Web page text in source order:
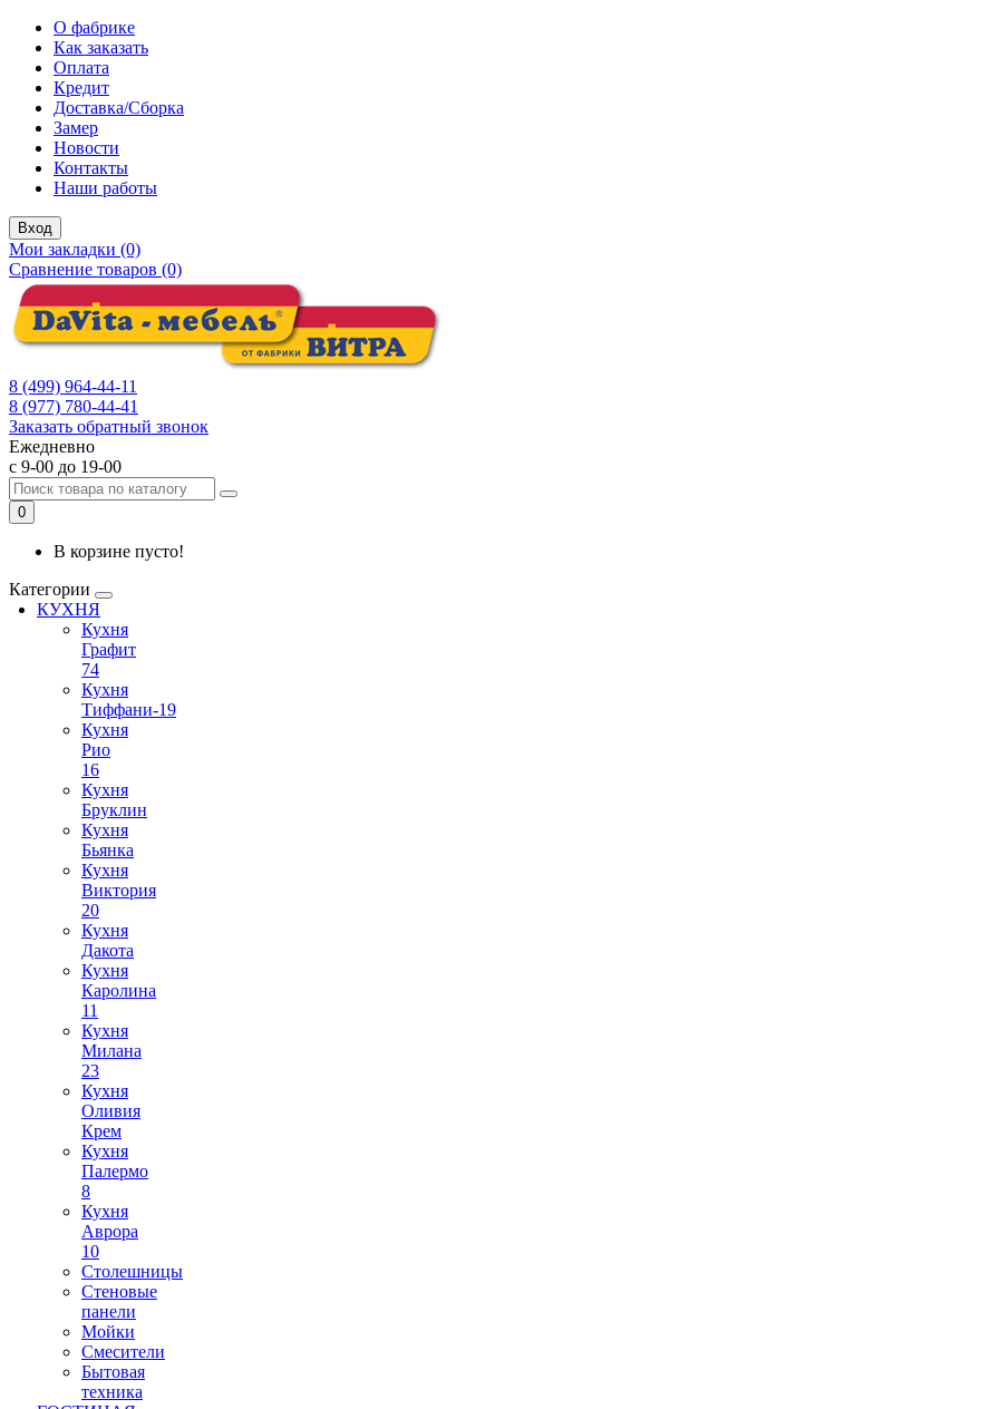
О фабрике
Как заказать
Оплата
Кредит
Доставка/Сборка
Замер
Новости
Контакты
Наши работы
Вход
Мои закладки (0)
Сравнение товаров (0)
8 (499) 964-44-11
8 (977) 780-44-41
Заказать обратный звонок
Ежедневно
с 9-00 до 19-00
0
В корзине пусто!
Категории
КУХНЯ
Кухня
Графит
74
Кухня
Тиффани-19
Кухня
Рио
16
Кухня
Бруклин
Кухня
Бьянка
Кухня
Виктория
20
Кухня
Дакота
Кухня
Каролина
11
Кухня
Милана
23
Кухня
Оливия
Крем
Кухня
Палермо
8
Кухня
Аврора
10
Столешницы
Стеновые
панели
Мойки
Смесители
Бытовая
техника